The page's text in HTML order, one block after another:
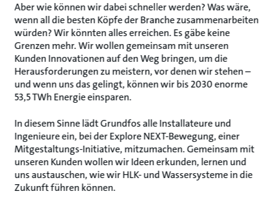
Aber wie können wir dabei schneller werden? Was wäre,
wenn all die besten Köpfe der Branche zusammenarbeiten
würden? Wir könnten alles erreichen. Es gäbe keine
Grenzen mehr. Wir wollen gemeinsam mit unseren
Kunden Innovationen auf den Weg bringen, um die
Herausforderungen zu meistern, vor denen wir stehen –
und wenn uns das gelingt, können wir bis 2030 enorme
53,5 TWh Energie einsparen.
In diesem Sinne lädt Grundfos alle Installateure und
Ingenieure ein, bei der Explore NEXT-Bewegung, einer
Mitgestaltungs-Initiative, mitzumachen. Gemeinsam mit
unseren Kunden wollen wir Ideen erkunden, lernen und
uns austauschen, wie wir HLK- und Wassersysteme in die
Zukunft führen können.